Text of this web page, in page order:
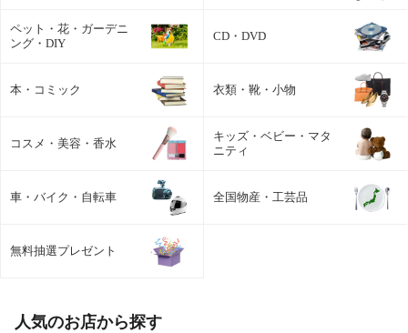
ペット・花・ガーデニ
ング・DIY
CD・DVD
本・コミック 衣類・靴・小物
コスメ・美容・香水
キッズ・ベビー・マタ
ニティ
車・バイク・自転車 全国物産・工芸品
無料抽選プレゼント
人気のお店から探す